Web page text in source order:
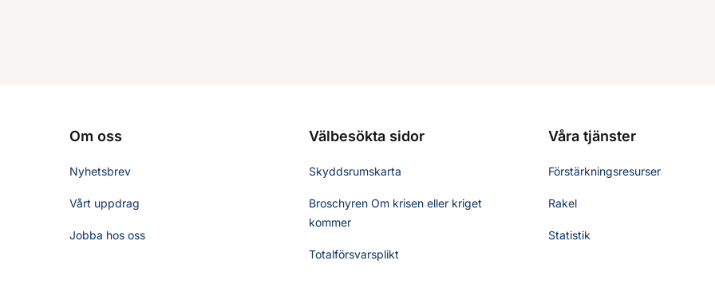
Om oss
Nyhetsbrev
Vårt uppdrag
Jobba hos oss
Välbesökta sidor
Skyddsrumskarta
Broschyren Om krisen eller kriget
kommer
Totalförsvarsplikt
Våra tjänster
Förstärkningsresurser
Rakel
Statistik